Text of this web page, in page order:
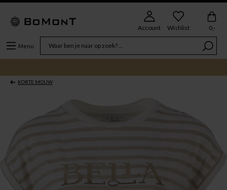
Menu
Account Wishlist 0,-
KORTE MOUW